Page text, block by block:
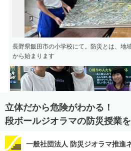
長野県飯田市の小学校にて。防災とは、地
から始まります
立体だから危険がわかる！
段ボールジオラマの防災授業
一般社団法人 防災ジオラマ推進